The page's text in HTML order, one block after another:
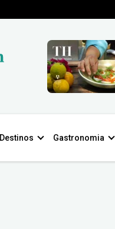
Destinos Gastronomia